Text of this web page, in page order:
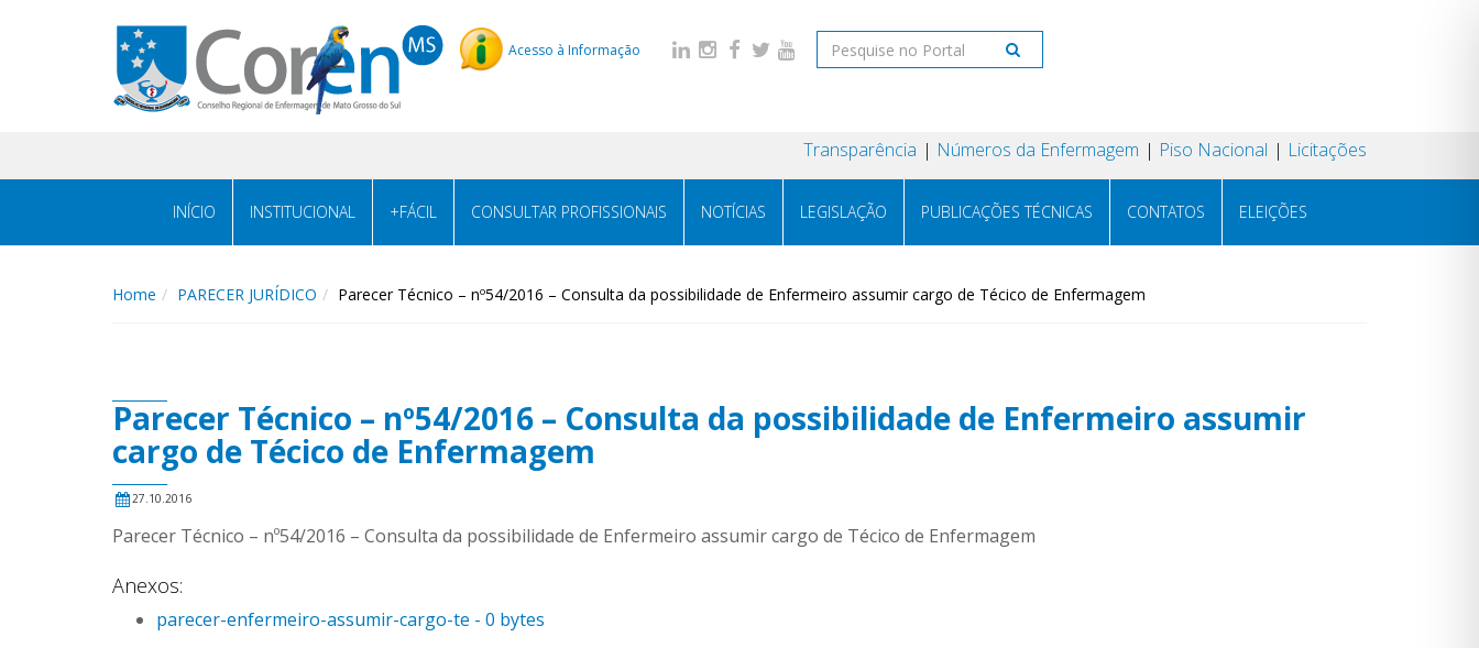
Acesso à Informação
Transparência Números da Enfermagem Piso Nacional Licitações
INÍCIO INSTITUCIONAL +FÁCIL CONSULTAR PROFISSIONAIS NOTÍCIAS LEGISLAÇÃO PUBLICAÇÕES TÉCNICAS CONTATOS ELEIÇÕES
Home PARECER JURÍDICO Parecer Técnico – nº54/2016 – Consulta da possibilidade de Enfermeiro assumir cargo de Técico de Enfermagem
Parecer Técnico – nº54/2016 – Consulta da possibilidade de Enfermeiro assumir
cargo de Técico de Enfermagem
27.10.2016
Parecer Técnico – nº54/2016 – Consulta da possibilidade de Enfermeiro assumir cargo de Técico de Enfermagem
Anexos:
parecer-enfermeiro-assumir-cargo-te - 0 bytes